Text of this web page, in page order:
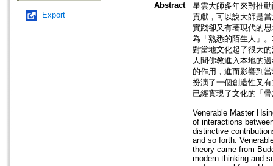
Export
Abstract
星雲大師多年來對推
貢獻，可以說大師是
實踐卻又有著現代的
為「熟悉的陌生人」
對當地文化起了很大
人間佛教進入本地的
的作用，進而影響到
扮演了一個創造性又
已經實現了文化的「
Venerable Master
of interactions
distinctive
and so forth.
theory came from
modern thinking and